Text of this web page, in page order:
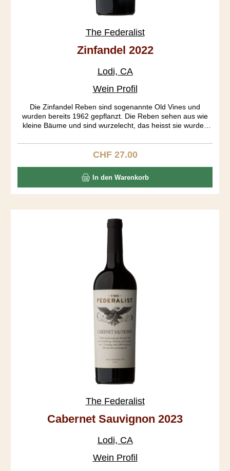
The Federalist
Zinfandel 2022
Lodi, CA
Wein Profil
Die Zinfandel Reben sind sogenannte Old Vines und
wurden bereits 1962 gepflanzt. Die Reben sehen aus wie
kleine Bäume und sind wurzelecht, das heisst sie wurden
wurden getrennt fermentiert. Erst am 19. Tag der Gärung
wurden die Traubenhäute entfernt. Der Ausbau fand in
ist ein tiefgründiger Wein mit einem gut strukturierten
Körper, präsentenen Tanninen und einem langen Abgang.
Regulärer Preis:
CHF 27.00
In den Warenkorb
The Federalist
Cabernet Sauvignon 2023
Lodi, CA
Wein Profil